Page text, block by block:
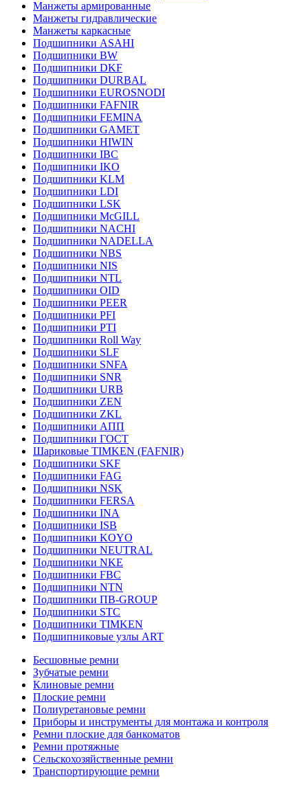
Манжеты армированные
Манжеты гидравлические
Манжеты каркасные
Подшипники ASAHI
Подшипники BW
Подшипники DKF
Подшипники DURBAL
Подшипники EUROSNODI
Подшипники FAFNIR
Подшипники FEMINA
Подшипники GAMET
Подшипники HIWIN
Подшипники IBC
Подшипники IKO
Подшипники KLM
Подшипники LDI
Подшипники LSK
Подшипники McGILL
Подшипники NACHI
Подшипники NADELLA
Подшипники NBS
Подшипники NIS
Подшипники NTL
Подшипники OID
Подшипники PEER
Подшипники PFI
Подшипники PTI
Подшипники Roll Way
Подшипники SLF
Подшипники SNFA
Подшипники SNR
Подшипники URB
Подшипники ZEN
Подшипники ZKL
Подшипники АПП
Подшипники ГОСТ
Шариковые ТІMKEN (FAFNIR)
Подшипники SKF
Подшипники FAG
Подшипники NSK
Подшипники FERSA
Подшипники INA
Подшипники ISB
Подшипники KOYO
Подшипники NEUTRAL
Подшипники NKE
Подшипники FBC
Подшипники NTN
Подшипники ПВ-GROUP
Подшипники STC
Подшипники TIMKEN
Подшипниковые узлы ART
Бесшовные ремни
Зубчатые ремни
Клиновые ремни
Плоские ремни
Полиуретановые ремни
Приборы и инструменты для монтажа и контроля
Ремни плоские для банкоматов
Ремни протяжные
Сельскохозяйственные ремни
Транспортирующие ремни